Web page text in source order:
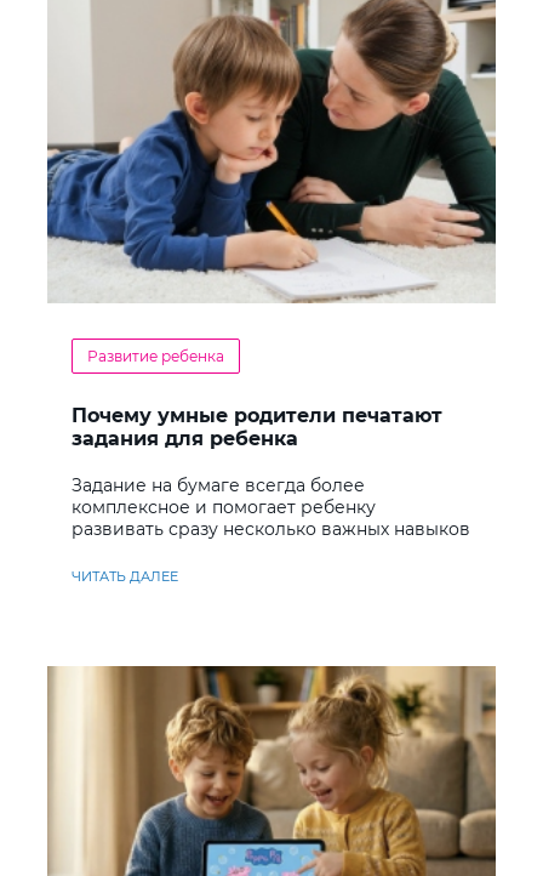
Развитие ребенка
Почему умные родители печатают
задания для ребенка
Задание на бумаге всегда более
комплексное и помогает ребенку
развивать сразу несколько важных навыков
ЧИТАТЬ ДАЛЕЕ